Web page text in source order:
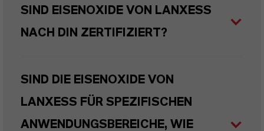
SIND EISENOXIDE VON LANXESS
NACH DIN ZERTIFIZIERT?
SIND DIE EISENOXIDE VON
LANXESS FÜR SPEZIFISCHEN
ANWENDUNGSBEREICHE, WIE